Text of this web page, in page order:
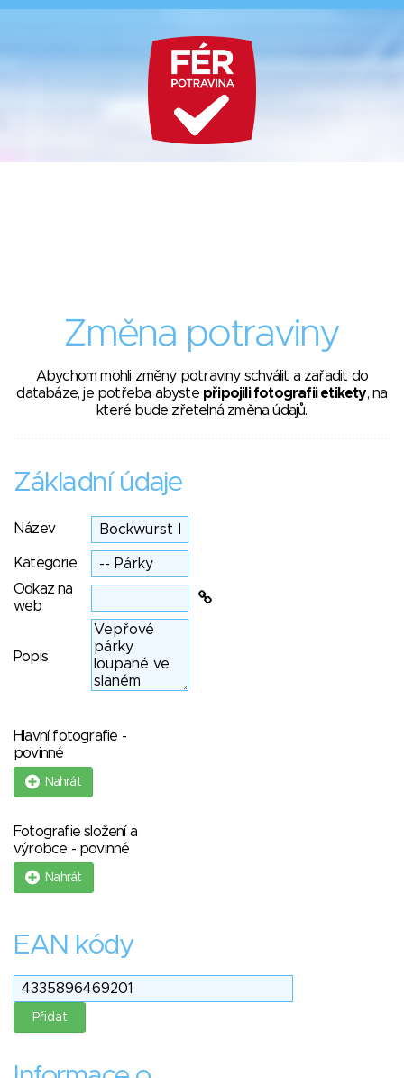
Změna potraviny
Abychom mohli změny potraviny schválit a zařadit do
databáze, je potřeba abyste připojili fotografii etikety, na
které bude zřetelná změna údajů.
Základní údaje
Název
Kategorie
Odkaz na
web
Popis
Hlavní fotografie -
povinné
Nahrát
Fotografie složení a
výrobce - povinné
Nahrát
EAN kódy